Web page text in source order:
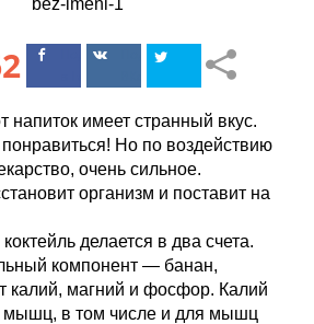
ПоделитьсяПоделиться
напиток имеет странный вкус.
Но по воздействию
очень сильное.
организм и поставит на
делается в два счета.
компонент — банан,
калий, магний и фосфор. Калий
мышц, в том числе и для мышц